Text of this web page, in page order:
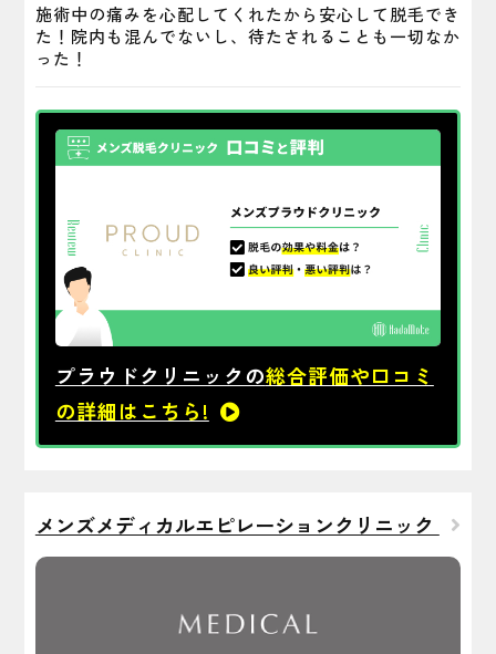
施術中の痛みを心配してくれたから安心して脱毛でき
た！院内も混んでないし、待たされることも一切なか
った！
プラウドクリニックの総合評価や口コミ
の詳細はこちら!
メンズメディカルエピレーションクリニック